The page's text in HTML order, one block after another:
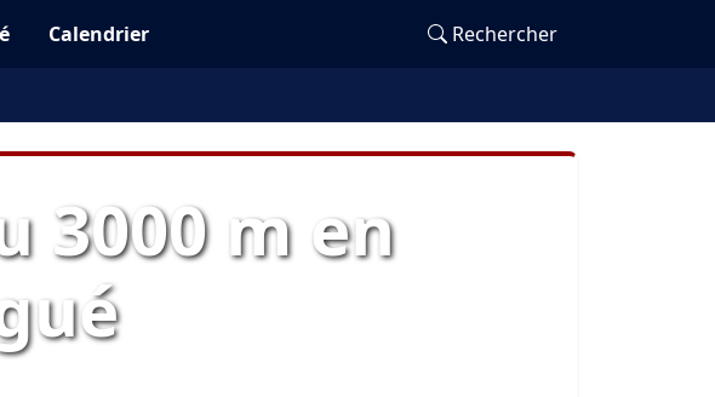
Calendrier Rechercher
3000 m en